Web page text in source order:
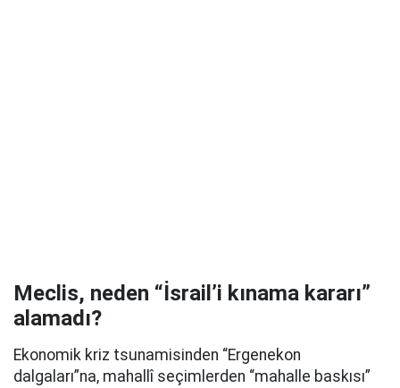
Meclis, neden “İsrail’i kınama kararı”
alamadı?
Ekonomik kriz tsunamisinden “Ergenekon
dalgaları”na, mahallî seçimlerden “mahalle baskısı”